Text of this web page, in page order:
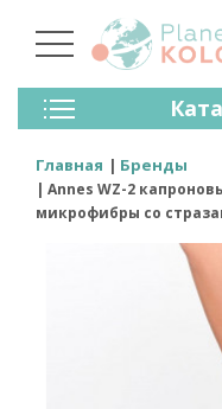
Колготки
Чулки
Лосины (леггинсы)
Носки И Гольфы
Спортивная Одежда
Главная Бренды
Annes WZ-2
микрофибры со